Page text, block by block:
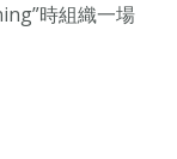
時組織一場